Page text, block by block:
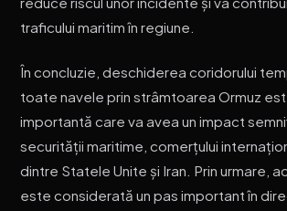
traficului maritim în regiune.
În concluzie, deschiderea coridorului
toate navele prin strâmtoarea Ormuz
importantă care va avea un impact
securității maritime, comerțului
dintre Statele Unite și Iran. Prin urmare,
este considerată un pas important în